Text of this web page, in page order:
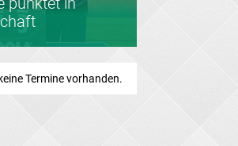
Termine vorhanden.